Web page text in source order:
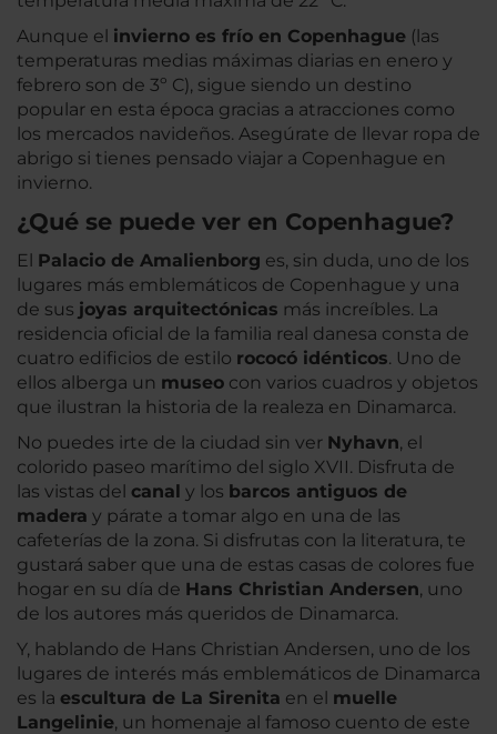
Aunque el invierno es frío en Copenhague (las
temperaturas medias máximas diarias en enero y
febrero son de 3º C), sigue siendo un destino
popular en esta época gracias a atracciones como
los mercados navideños. Asegúrate de llevar ropa de
abrigo si tienes pensado viajar a Copenhague en
invierno.
¿Qué se puede ver en Copenhague?
El Palacio de Amalienborg es, sin duda, uno de los
lugares más emblemáticos de Copenhague y una
de sus joyas arquitectónicas más increíbles. La
residencia oficial de la familia real danesa consta de
cuatro edificios de estilo rococó idénticos. Uno de
ellos alberga un museo con varios cuadros y objetos
que ilustran la historia de la realeza en Dinamarca.
No puedes irte de la ciudad sin ver Nyhavn, el
colorido paseo marítimo del siglo XVII. Disfruta de
las vistas del canal y los barcos antiguos de
madera y párate a tomar algo en una de las
cafeterías de la zona. Si disfrutas con la literatura, te
gustará saber que una de estas casas de colores fue
hogar en su día de Hans Christian Andersen, uno
de los autores más queridos de Dinamarca.
Y, hablando de Hans Christian Andersen, uno de los
lugares de interés más emblemáticos de Dinamarca
es la escultura de La Sirenita en el muelle
Langelinie, un homenaje al famoso cuento de este